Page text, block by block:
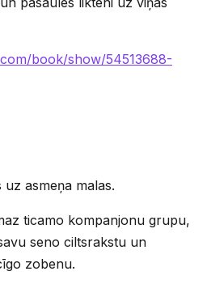
book/show/54513688-
asmeņa malas.
ticamo kompanjonu grupu,
seno ciltsrakstu un
zobenu.